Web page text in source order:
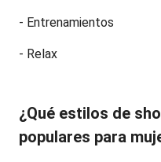
- Entrenamientos
- Relax
¿Qué estilos de
populares para